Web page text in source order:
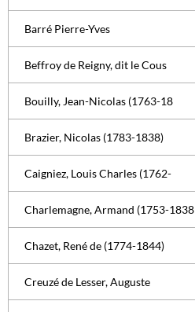
Barré Pierre-Yves
Beffroy de Reigny, dit le Cous
Bouilly, Jean-Nicolas (1763-18
Brazier, Nicolas (1783-1838)
Caigniez, Louis Charles (1762-
Charlemagne, Armand (1753-1838
Chazet, René de (1774-1844)
Creuzé de Lesser, Auguste